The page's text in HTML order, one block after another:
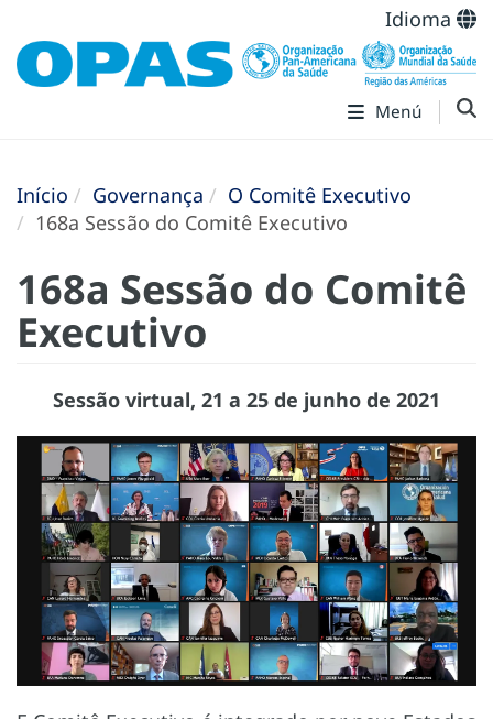
Idioma
Menú
Início Governança
O Comitê Executivo
168a Sessão do Comitê Executivo
168a Sessão do Comitê
Executivo
Sessão virtual, 21 a 25 de junho de 2021